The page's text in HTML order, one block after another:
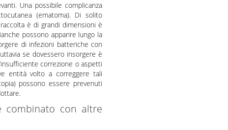
Una possibile complicanza
(ematoma). Di solito
è di grandi dimensioni è
possono apparire lungo la
di infezioni batteriche con
se dovessero insorgere è
correzione o aspetti
entità volto a correggere tali
possono essere prevenuti
combinato con altre